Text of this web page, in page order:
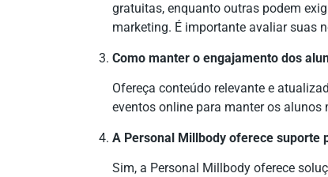
gratuitas, enquanto outras podem
marketing. É importante avaliar suas
Como manter o engajamento dos
Ofereça conteúdo relevante e
eventos online para manter os alunos
A Personal Millbody oferece suporte
Sim, a Personal Millbody oferece